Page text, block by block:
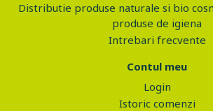
Distributie produse naturale si bio
produse de igiena
Intrebari frecvente
Contul meu
Login
Istoric comenzi